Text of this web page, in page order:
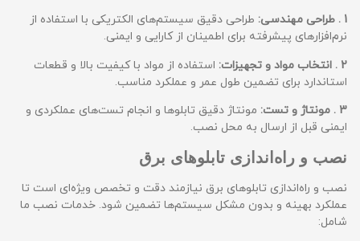
1 . طراحی مهندسی: طراحی دقیق سیستم‌های الکتریکی با استفاده از
نرم‌افزارهای پیشرفته برای اطمینان از کارایی و ایمنی.
2 . انتخاب مواد و تجهیزات: استفاده از مواد با کیفیت بالا و قطعات
استاندارد برای تضمین طول عمر و عملکرد مناسب.
3 . مونتاژ و تست: مونتاژ دقیق تابلوها و انجام تست‌های عملکردی و
ایمنی قبل از ارسال به محل نصب.
نصب و راه‌اندازی تابلوهای برق
نصب و راه‌اندازی تابلوهای برق نیازمند دقت و تخصص ویژه‌ای است تا
عملکرد بهینه و بدون مشکل سیستم‌ها تضمین شود. خدمات نصب ما
شامل: